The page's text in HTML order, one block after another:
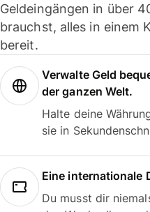
Geldeingängen in über
brauchst, alles in einem
bereit.
Verwalte Geld
der ganzen Welt.
Halte deine
sie in
Eine internationale
Du musst dir